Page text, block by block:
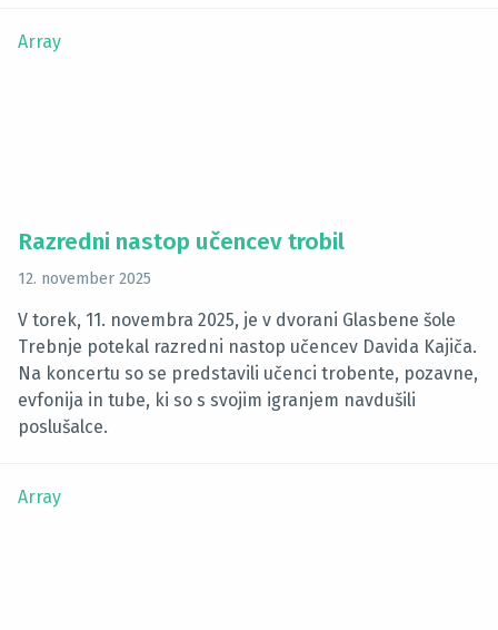
Array
Razredni nastop učencev trobil
12. november 2025
V torek, 11. novembra 2025, je v dvorani Glasbene šole
Trebnje potekal razredni nastop učencev Davida Kajiča.
Na koncertu so se predstavili učenci trobente, pozavne,
evfonija in tube, ki so s svojim igranjem navdušili
poslušalce.
Array